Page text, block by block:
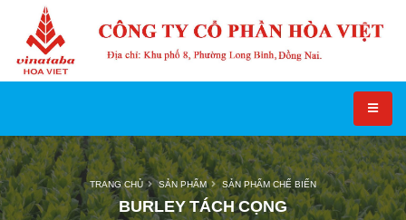
BURLEY TÁCH CỌNG
TRANG CHỦ SẢN PHẨM SẢN PHẨM CHẾ BIẾN